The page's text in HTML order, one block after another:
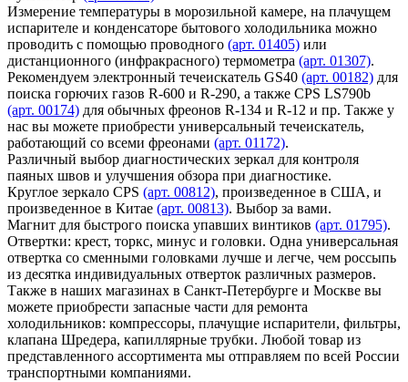
Измерение температуры в морозильной камере, на плачущем
испарителе и конденсаторе бытового холодильника можно
проводить с помощью проводного (арт. 01405) или
дистанционного (инфракрасного) термометра (арт. 01307).
Рекомендуем электронный течеискатель GS40 (арт. 00182) для
поиска горючих газов R-600 и R-290, а также CPS LS790b
(арт. 00174) для обычных фреонов R-134 и R-12 и пр. Также у
нас вы можете приобрести универсальный течеискатель,
работающий со всеми фреонами (арт. 01172).
Различный выбор диагностических зеркал для контроля
паяных швов и улучшения обзора при диагностике.
Круглое зеркало CPS (арт. 00812), произведенное в США, и
произведенное в Китае (арт. 00813). Выбор за вами.
Магнит для быстрого поиска упавших винтиков (арт. 01795).
Отвертки: крест, торкс, минус и головки. Одна универсальная
отвертка со сменными головками лучше и легче, чем россыпь
из десятка индивидуальных отверток различных размеров.
Также в наших магазинах в Санкт-Петербурге и Москве вы
можете приобрести запасные части для ремонта
холодильников: компрессоры, плачущие испарители, фильтры,
клапана Шредера, капиллярные трубки. Любой товар из
представленного ассортимента мы отправляем по всей России
транспортными компаниями.